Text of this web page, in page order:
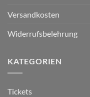
Versandkosten
Widerrufsbelehrung
KATEGORIEN
Tickets